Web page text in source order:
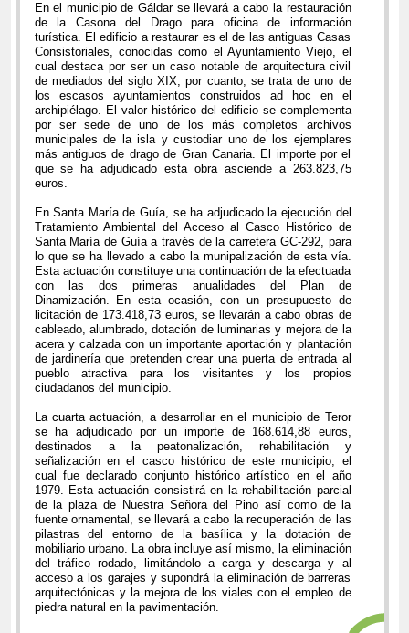
En el municipio de Gáldar se llevará a cabo la restauración
de la Casona del Drago para oficina de información
turística. El edificio a restaurar es el de las antiguas Casas
Consistoriales, conocidas como el Ayuntamiento Viejo, el
cual destaca por ser un caso notable de arquitectura civil
de mediados del siglo XIX, por cuanto, se trata de uno de
los escasos ayuntamientos construidos ad hoc en el
archipiélago. El valor histórico del edificio se complementa
por ser sede de uno de los más completos archivos
municipales de la isla y custodiar uno de los ejemplares
más antiguos de drago de Gran Canaria. El importe por el
que se ha adjudicado esta obra asciende a 263.823,75
euros.
En Santa María de Guía, se ha adjudicado la ejecución del
Tratamiento Ambiental del Acceso al Casco Histórico de
Santa María de Guía a través de la carretera GC-292, para
lo que se ha llevado a cabo la munipalización de esta vía.
Esta actuación constituye una continuación de la efectuada
con las dos primeras anualidades del Plan de
Dinamización. En esta ocasión, con un presupuesto de
licitación de 173.418,73 euros, se llevarán a cabo obras de
cableado, alumbrado, dotación de luminarias y mejora de la
acera y calzada con un importante aportación y plantación
de jardinería que pretenden crear una puerta de entrada al
pueblo atractiva para los visitantes y los propios
ciudadanos del municipio.
La cuarta actuación, a desarrollar en el municipio de Teror
se ha adjudicado por un importe de 168.614,88 euros,
destinados a la peatonalización, rehabilitación y
señalización en el casco histórico de este municipio, el
cual fue declarado conjunto histórico artístico en el año
1979. Esta actuación consistirá en la rehabilitación parcial
de la plaza de Nuestra Señora del Pino así como de la
fuente ornamental, se llevará a cabo la recuperación de las
pilastras del entorno de la basílica y la dotación de
mobiliario urbano. La obra incluye así mismo, la eliminación
del tráfico rodado, limitándolo a carga y descarga y al
acceso a los garajes y supondrá la eliminación de barreras
arquitectónicas y la mejora de los viales con el empleo de
piedra natural en la pavimentación.